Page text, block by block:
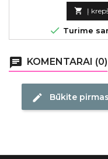
 Į
 Turime
chat KOMENTARAI (0)
edit Būkite